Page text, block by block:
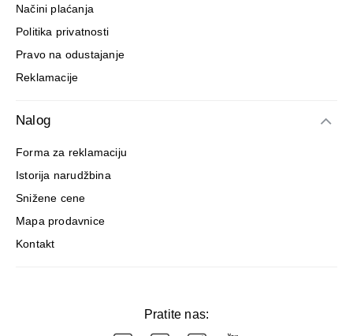
Načini plaćanja
Politika privatnosti
Pravo na odustajanje
Reklamacije
Nalog
Forma za reklamaciju
Istorija narudžbina
Snižene cene
Mapa prodavnice
Kontakt
Pratite nas: